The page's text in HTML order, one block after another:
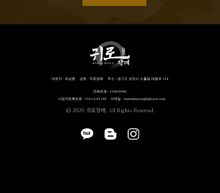
대표자 : 위남웅 상호 : 귀로장례 주소 : 경기도 포천시 소흘읍 태봉로 124
전화번호 : 1544-9446
사업자등록번호 : 516-12-01190 이메일 : weenamwoong8@naver.com
© 2020 귀로장레. All Rights Reserved.